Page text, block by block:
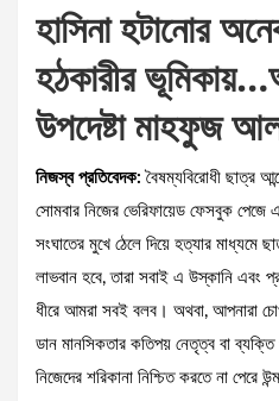
হাসিনা হটানোর
হঠকারীর
উপদেষ্টা মাহফুজ
নিজস্ব প্রতিবেদক: বৈষম্যবিরোধী ছাত্র
সোমবার নিজের ভেরিফায়েড ফেসবুক পেজে
সংঘাতের মুখে ঠেলে দিয়ে হত্যার মাধ্যমে
লাভবান হবে, তারা সবাই এ উস্কানি এবং
ধীরে আমরা সবই বলব। অথবা, আপনারা
ডান মানসিকতার কতিপয় নেতৃত্ব বা
নিজেদের শরিকানা নিশ্চিত করতে না পেরে